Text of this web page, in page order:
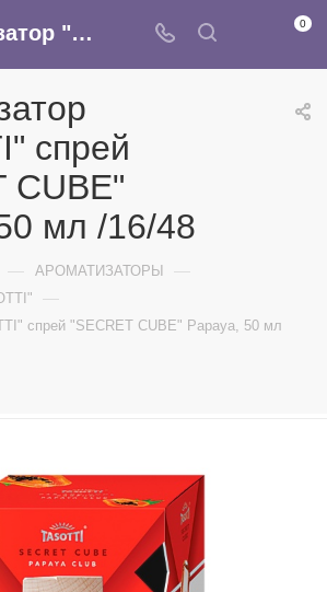
Ароматизатор "TASOTTI" спрей "SECRET CUBE" Papaya, 50 мл /16/48 - купить в интернет-магазине Армина 0
спрей
CUBE"
мл /16/48
— АРОМАТИЗАТОРЫ —
—
спрей "SECRET CUBE" Papaya, 50 мл